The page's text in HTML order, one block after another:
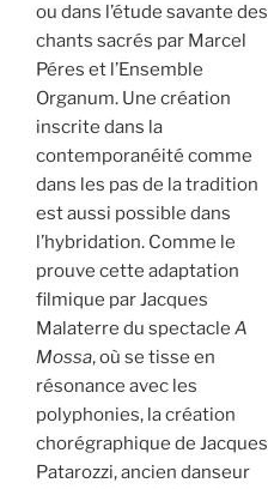
ou dans l’étude savante des
chants sacrés par Marcel
Péres et l’Ensemble
Organum. Une création
inscrite dans la
contemporanéité comme
dans les pas de la tradition
est aussi possible dans
l’hybridation. Comme le
prouve cette adaptation
filmique par Jacques
Malaterre du spectacle A
Mossa, où se tisse en
résonance avec les
polyphonies, la création
chorégraphique de Jacques
Patarozzi, ancien danseur